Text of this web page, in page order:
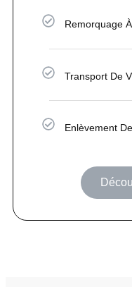
Remorquage
Transport De
Enlèvement